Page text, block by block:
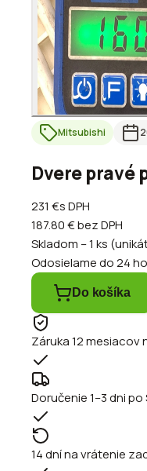
Mitsubishi
Dvere pravé
231 €s DPH
187.80 €bez DPH
Skladom – 1 ks
Odosielame do 24
Do košíka
Záruka 12 mesiacov
Doručenie 1–3 dni
14 dní na vrátenie